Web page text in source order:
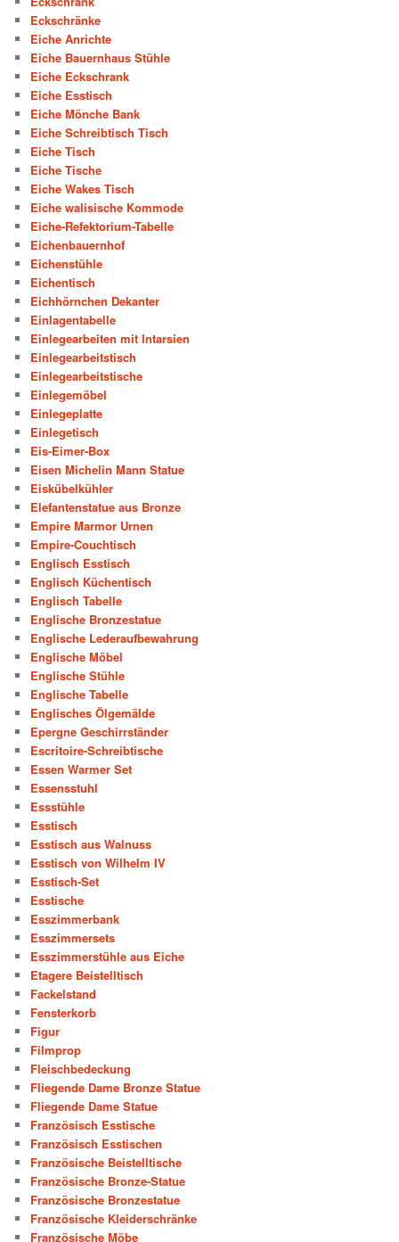
Eckschränke
Eiche Anrichte
Eiche Bauernhaus Stühle
Eiche Eckschrank
Eiche Esstisch
Eiche Mönche Bank
Eiche Schreibtisch Tisch
Eiche Tisch
Eiche Tische
Eiche Wakes Tisch
Eiche walisische Kommode
Eiche-Refektorium-Tabelle
Eichenbauernhof
Eichenstühle
Eichentisch
Eichhörnchen Dekanter
Einlagentabelle
Einlegearbeiten mit Intarsien
Einlegearbeitstisch
Einlegearbeitstische
Einlegemöbel
Einlegeplatte
Einlegetisch
Eis-Eimer-Box
Eisen Michelin Mann Statue
Eiskübelkühler
Elefantenstatue aus Bronze
Empire Marmor Urnen
Empire-Couchtisch
Englisch Esstisch
Englisch Küchentisch
Englisch Tabelle
Englische Bronzestatue
Englische Lederaufbewahrung
Englische Möbel
Englische Stühle
Englische Tabelle
Englisches Ölgemälde
Epergne Geschirrständer
Escritoire-Schreibtische
Essen Warmer Set
Essensstuhl
Essstühle
Esstisch
Esstisch aus Walnuss
Esstisch von Wilhelm IV
Esstisch-Set
Esstische
Esszimmerbank
Esszimmersets
Esszimmerstühle aus Eiche
Etagere Beistelltisch
Fackelstand
Fensterkorb
Figur
Filmprop
Fleischbedeckung
Fliegende Dame Bronze Statue
Fliegende Dame Statue
Französisch Esstische
Französisch Esstischen
Französische Beistelltische
Französische Bronze-Statue
Französische Bronzestatue
Französische Kleiderschränke
Französische Möbe